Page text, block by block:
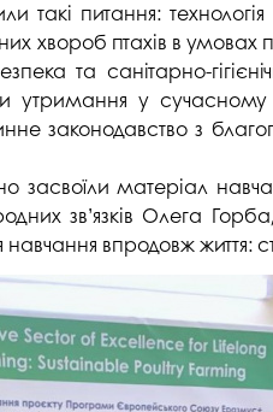
індустрії
служба
учасників
процесу
містечко ПДАУ
наукові центри
Вступні
такі питання:
хвороб птахів в
та санітарно-
утримання у
законодавство з
засвоїли матеріал
зв’язків Олега
впродовж життя: